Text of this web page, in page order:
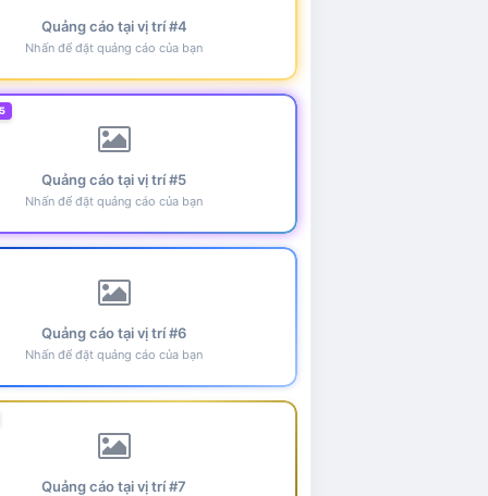
Quảng cáo tại vị trí #4
Nhấn để đặt quảng cáo của bạn
Quảng cáo tại vị trí #5
Nhấn để đặt quảng cáo của bạn
Quảng cáo tại vị trí #6
Nhấn để đặt quảng cáo của bạn
Quảng cáo tại vị trí #7